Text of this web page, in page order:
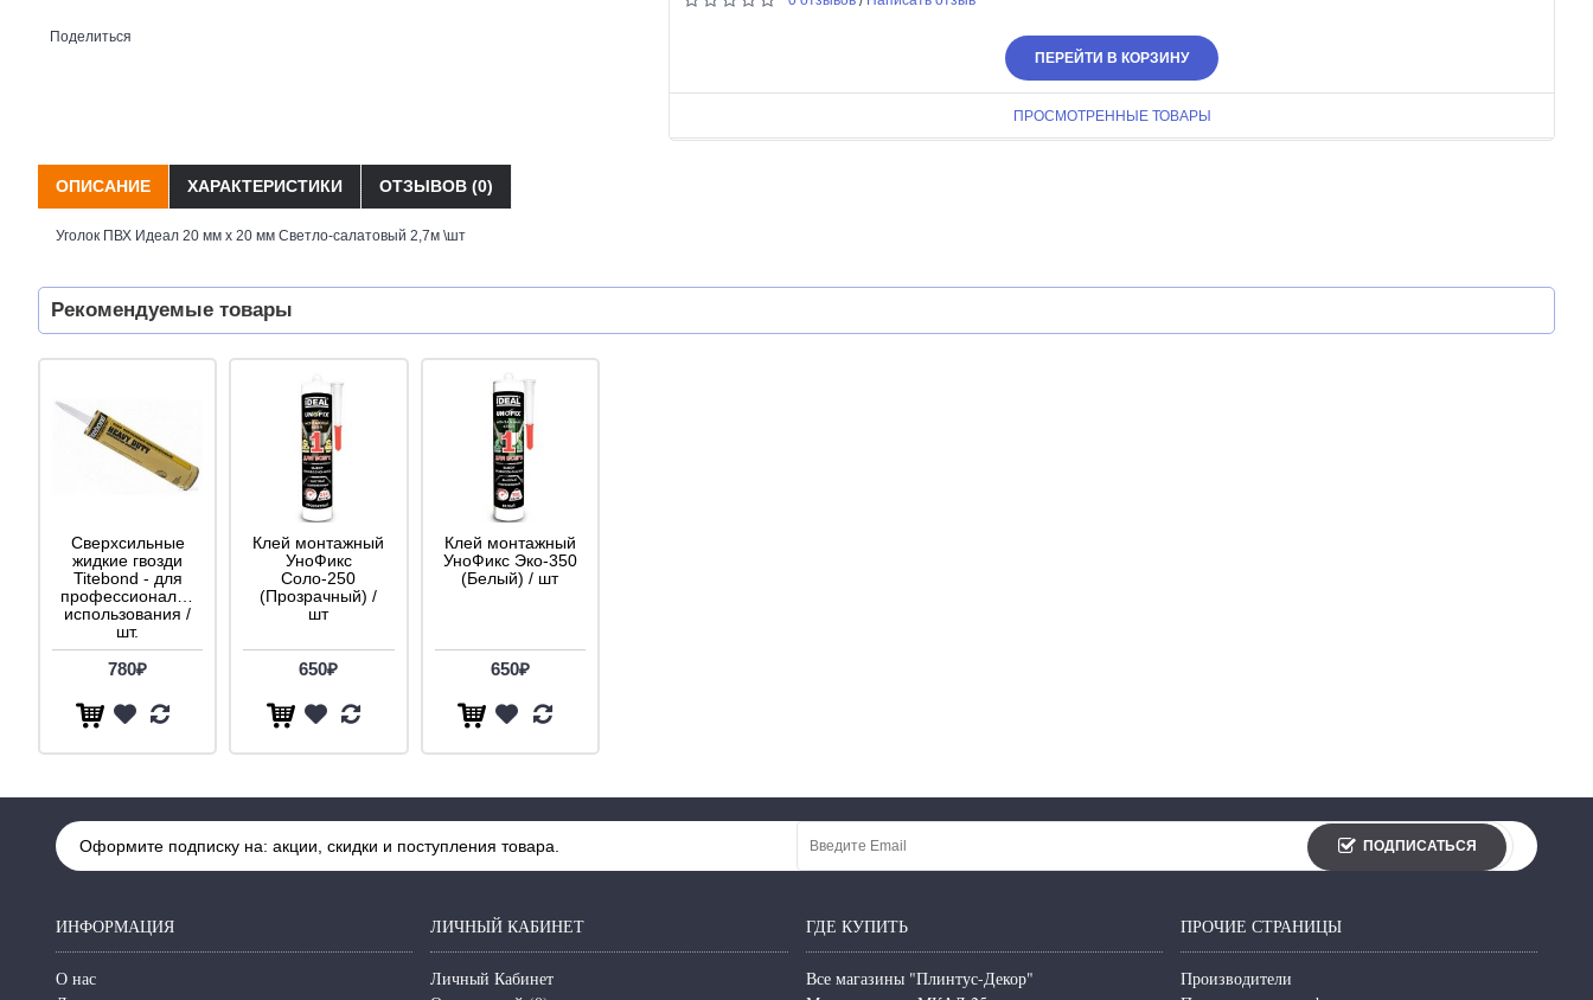
Поделиться
ПЕРЕЙТИ В КОРЗИНУ
ПРОСМОТРЕННЫЕ ТОВАРЫ
ОПИСАНИЕ ХАРАКТЕРИСТИКИ ОТЗЫВОВ (0)
Уголок ПВХ Идеал 20 мм х 20 мм Светло-салатовый 2,7м \шт
Рекомендуемые товары
Сверхсильные
жидкие гвозди
Titebond - для
профессионального
использования /
шт.
780₽
Клей монтажный
УноФикс
Соло-250
(Прозрачный) /
шт
650₽
Клей монтажный
УноФикс Эко-350
(Белый) / шт
650₽
Оформите подписку на: акции, скидки и поступления товара. ПОДПИСАТЬСЯ
ИНФОРМАЦИЯ
О нас
ЛИЧНЫЙ КАБИНЕТ
Личный Кабинет
ГДЕ КУПИТЬ
Все магазины "Плинтус-Декор"
ПРОЧИЕ СТРАНИЦЫ
Производители